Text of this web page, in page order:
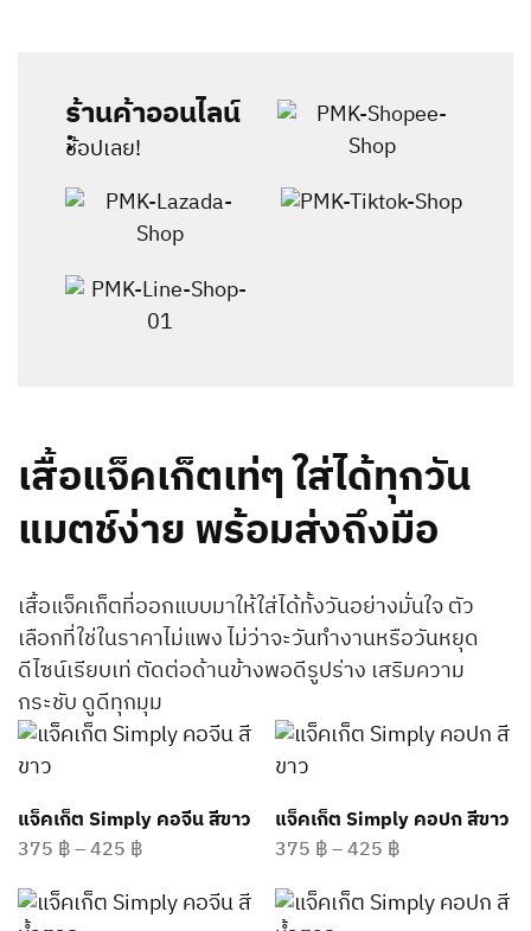
ร้านค้าออนไลน์
:
ช้อปเลย!
เสื้อแจ็คเก็ตเท่ๆ ใส่ได้ทุกวัน
แมตช์ง่าย พร้อมส่งถึงมือ
เสื้อแจ็คเก็ตที่ออกแบบมาให้ใส่ได้ทั้งวันอย่างมั่นใจ ตัว
เลือกที่ใช่ในราคาไม่แพง ไม่ว่าจะวันทำงานหรือวันหยุด
ดีไซน์เรียบเท่ ตัดต่อด้านข้างพอดีรูปร่าง เสริมความ
กระชับ ดูดีทุกมุม
แจ็คเก็ต Simply คอจีน สีขาว
375 ฿–425 ฿
แจ็คเก็ต Simply คอปก สีขาว
375 ฿–425 ฿